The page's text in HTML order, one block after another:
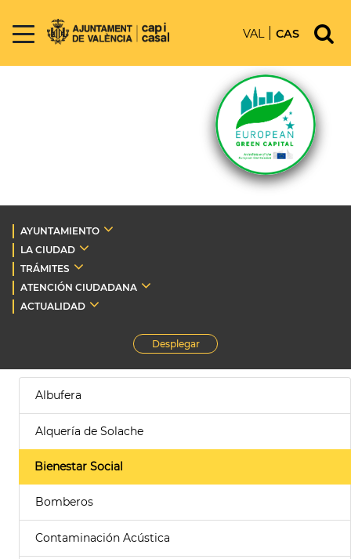
VAL CAS
AYUNTAMIENTO
LA CIUDAD
TRÁMITES
ATENCIÓN CIUDADANA
ACTUALIDAD
Desplegar
Albufera
Alquería de Solache
Bienestar Social
Bomberos
Contaminación Acústica